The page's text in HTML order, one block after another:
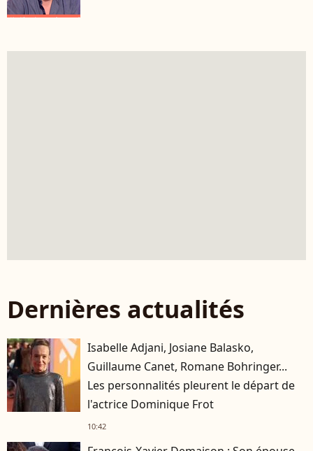
Dernières actualités
Isabelle Adjani, Josiane Balasko,
Guillaume Canet, Romane Bohringer...
Les personnalités pleurent le départ de
l'actrice Dominique Frot
10:42